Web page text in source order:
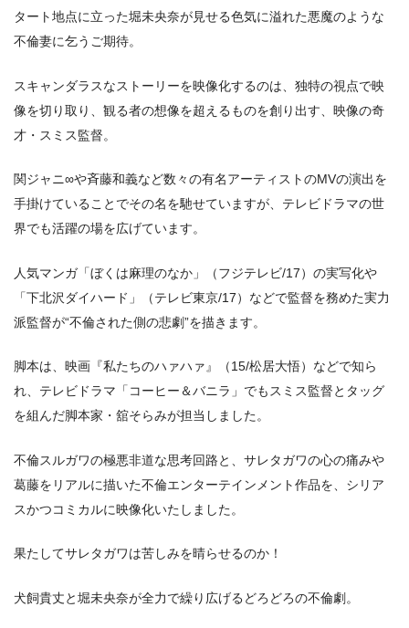
タート地点に立った堀未央奈が見せる色気に溢れた悪魔のような
不倫妻に乞うご期待。
スキャンダラスなストーリーを映像化するのは、独特の視点で映
像を切り取り、観る者の想像を超えるものを創り出す、映像の奇
才・スミス監督。
関ジャニ∞や斉藤和義など数々の有名アーティストのMVの演出を
手掛けていることでその名を馳せていますが、テレビドラマの世
界でも活躍の場を広げています。
人気マンガ「ぼくは麻理のなか」（フジテレビ/17）の実写化や
「下北沢ダイハード」（テレビ東京/17）などで監督を務めた実力
派監督が“不倫された側の悲劇”を描きます。
脚本は、映画『私たちのハァハァ』（15/松居⼤悟）などで知ら
れ、テレビドラマ「コーヒー＆バニラ」でもスミス監督とタッグ
を組んだ脚本家・舘そらみが担当しました。
不倫スルガワの極悪非道な思考回路と、サレタガワの心の痛みや
葛藤をリアルに描いた不倫エンターテインメント作品を、シリア
スかつコミカルに映像化いたしました。
果たしてサレタガワは苦しみを晴らせるのか！
犬飼貴丈と堀未央奈が全力で繰り広げるどろどろの不倫劇。